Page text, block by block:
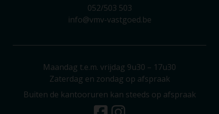
052/503 503
info@vmv-vastgoed.be
Maandag t.e.m. vrijdag 9u30 – 17u30
Zaterdag en zondag op afspraak
Buiten de kantooruren kan steeds op afspraak